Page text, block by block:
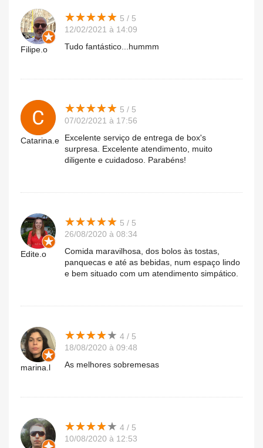
Filipe.o
★★★★★
★★★★★ 5 / 5
12/02/2021 à 14:09
Tudo fantástico...hummm
Catarina.e
★★★★★
★★★★★ 5 / 5
07/02/2021 à 17:56
Excelente serviço de entrega de box's
surpresa. Excelente atendimento, muito
diligente e cuidadoso. Parabéns!
Edite.o
★★★★★
★★★★★ 5 / 5
26/08/2020 à 08:34
Comida maravilhosa, dos bolos às tostas,
panquecas e até as bebidas, num espaço lindo
e bem situado com um atendimento simpático.
marina.l
★★★★★
★★★★★ 4 / 5
18/08/2020 à 09:48
As melhores sobremesas
★★★★★
★★★★★ 4 / 5
10/08/2020 à 12:53